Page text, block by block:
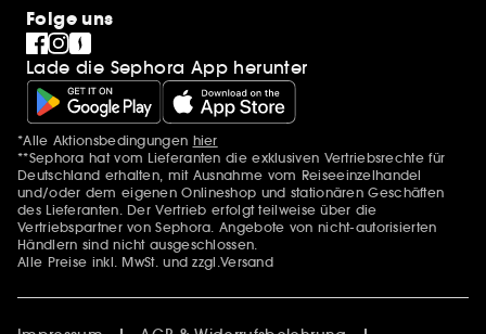
Pride
Folge uns
Lade die Sephora App herunter
Zusätzlich Erwähnungen
*Alle Aktionsbedingungen hier
**Sephora hat vom Lieferanten die exklusiven Vertriebsrechte für
Deutschland erhalten, mit Ausnahme vom Reiseeinzelhandel
und/oder dem eigenen Onlineshop und stationären Geschäften
des Lieferanten. Der Vertrieb erfolgt teilweise über die
Vertriebspartner von Sephora. Angebote von nicht-autorisierten
Händlern sind nicht ausgeschlossen.
Alle Preise inkl. MwSt. und zzgl.Versand